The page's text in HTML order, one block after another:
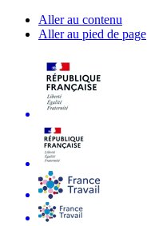
Aller au contenu
Aller au pied de page